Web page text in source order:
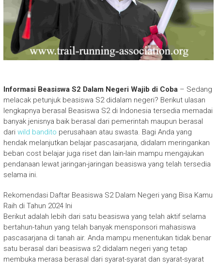
Informasi Beasiswa S2 Dalam Negeri Wajib di Coba– Sedang
melacak petunjuk beasiswa S2 didalam negeri? Berikut ulasan
lengkapnya berasal Beasiswa S2 di Indonesia tersedia memadai
banyak jenisnya baik berasal dari pemerintah maupun berasal
dari wild bandito perusahaan atau swasta. Bagi Anda yang
hendak melanjutkan belajar pascasarjana, didalam meringankan
beban cost belajar juga riset dan lain-lain mampu mengajukan
pendanaan lewat jaringan-jaringan beasiswa yang telah tersedia
selama ini.
Rekomendasi Daftar Beasiswa S2 Dalam Negeri yang Bisa Kamu
Raih di Tahun 2024 Ini
Berikut adalah lebih dari satu beasiswa yang telah aktif selama
bertahun-tahun yang telah banyak mensponsori mahasiswa
pascasarjana di tanah air. Anda mampu menentukan tidak benar
satu berasal dari beasiswa s2 didalam negeri yang tetap
membuka merasa berasal dari syarat-syarat dan syarat-syarat